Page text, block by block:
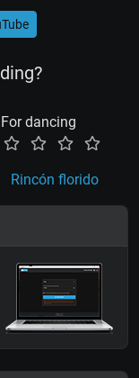
For dancing
Rincón florido